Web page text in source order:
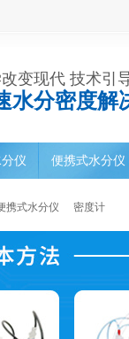
变现代 技术引
水分密度解
仪 便携式水分仪
携式水分仪 密度计